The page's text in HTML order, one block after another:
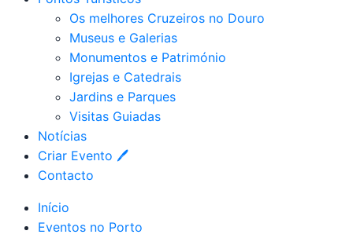
Os melhores Cruzeiros no Douro​
Museus e Galerias
Monumentos e Património
Igrejas e Catedrais
Jardins e Parques
Visitas Guiadas
Notícias
Criar Evento 🖊
Contacto
Início
Eventos no Porto